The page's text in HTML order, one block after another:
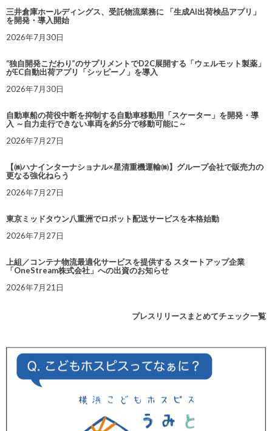
三井倉庫ホールディングス、受託物流業務に 「生成AI出荷検品アプリ」
を開発・導入開始
2026年7月30日
“独自開発こだわり”のサプリメントでD2C展開する「ウェルモット製薬」
がEC自動出荷アプリ「シッピーノ」を導入
2026年7月30日
自動車船の荷役中断を抑制する自動車移動用「スケーター」を開発・導
入 ～自力走行できない車両を約5分で移動可能に～
2026年7月27日
【㈱ハナインターナショナル×星清重機運輸㈱】グループ会社で販売力の
更なる強化ねらう
2026年7月27日
東京ミッドタウン八重洲でロボット配送サービスを本格始動
2026年7月27日
上組／コンテナ物流最適化サービスを提供する スタートアップ企業
「OneStream株式会社」への出資のお知らせ
2026年7月21日
プレスリリースまとめてチェック一覧